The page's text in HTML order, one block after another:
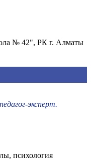
№ 42", РК г. Алматы
эксперт.
психология